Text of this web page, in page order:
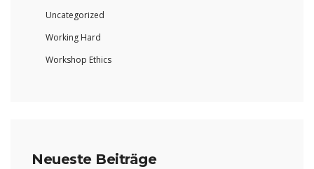
Uncategorized
Working Hard
Workshop Ethics
Neueste Beiträge